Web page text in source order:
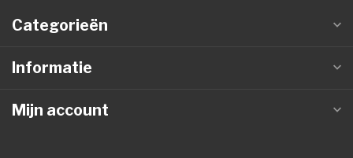
Categorieën
Informatie
Mijn account